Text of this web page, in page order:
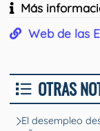
Más
Web de las
OTRAS
El desempleo